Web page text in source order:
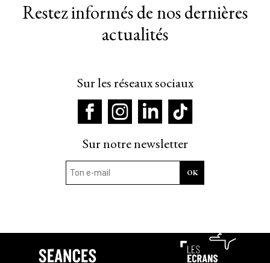
Restez informés de nos dernières
actualités
Sur les réseaux sociaux
Sur notre newsletter